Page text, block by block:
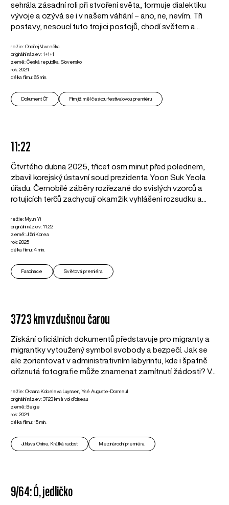
sehrála zásadní roli při stvoření světa, formuje dialektiku
vývoje a ozývá se i v našem váhání – ano, ne, nevím. Tři
postavy, nesoucí tuto trojici postojů, chodí světem a...
režie: Ondřej Vavrečka
originální název: 1+1+1
země: Česká republika, Slovensko
rok: 2024
délka filmu: 65 min.
Dokument ČT Film již měl českou festivalovou premiéru
11:22
Čtvrtého dubna 2025, třicet osm minut před polednem,
zbavil korejský ústavní soud prezidenta Yoon Suk Yeola
úřadu. Černobílé záběry rozřezané do svislých vzorců a
rotujících terčů zachycují okamžik vyhlášení rozsudku a...
režie: Myun Yi
originální název: 11:22
země: Jižní Korea
rok: 2025
délka filmu: 4 min.
Fascinace Světová premiéra
3723 km vzdušnou čarou
Získání oficiálních dokumentů představuje pro migranty a
migrantky vytoužený symbol svobody a bezpečí. Jak se
ale zorientovat v administrativním labyrintu, kde i špatně
oříznutá fotografie může znamenat zamítnutí žádosti? V...
režie: Oksana Kobeleva Luyssen, Ysé Auguste-Dormeuil
originální název: 3723 km à vol d'oiseau
země: Belgie
rok: 2024
délka filmu: 15 min.
Ji.hlava Online, Krátká radost Mezinárodní premiéra
9/64: Ó, jedličko